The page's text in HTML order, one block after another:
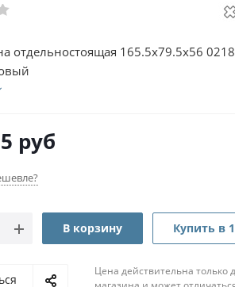
отдельностоящая 165.5х79.5х56
руб
В корзину Купить в
Цена действительна только